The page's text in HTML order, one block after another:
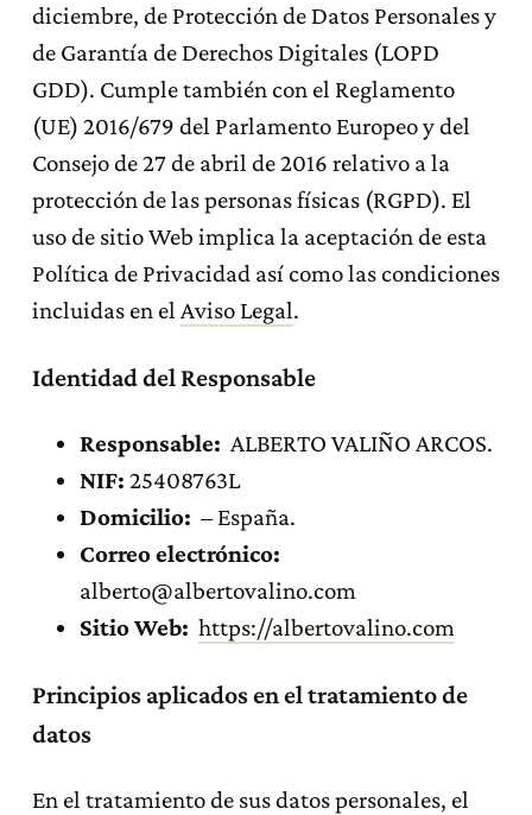
diciembre, de Protección de Datos Personales y
de Garantía de Derechos Digitales (LOPD
GDD). Cumple también con el Reglamento
(UE) 2016/679 del Parlamento Europeo y del
Consejo de 27 de abril de 2016 relativo a la
protección de las personas físicas (RGPD). El
uso de sitio Web implica la aceptación de esta
Política de Privacidad así como las condiciones
incluidas en el Aviso Legal.
Identidad del Responsable
Responsable: ALBERTO VALIÑO ARCOS.
NIF: 25408763L
Domicilio: – España.
Correo electrónico:
alberto@albertovalino.com
Sitio Web: https://albertovalino.com
Principios aplicados en el tratamiento de
datos
En el tratamiento de sus datos personales, el